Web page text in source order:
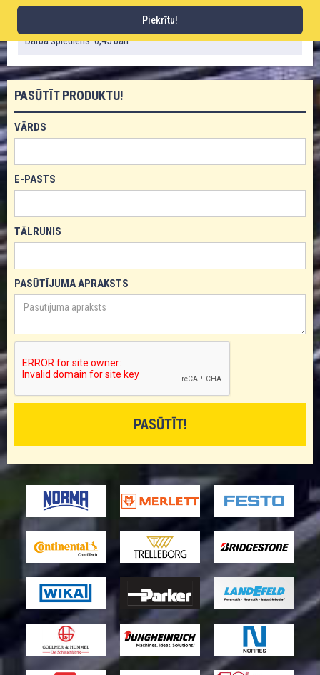
Svars: 6960 g / m
Darba spiediens: 0,45 bāri
PASŪTĪT PRODUKTU!
VĀRDS
E-PASTS
TĀLRUNIS
PASŪTĪJUMA APRAKSTS
Piekrītu!